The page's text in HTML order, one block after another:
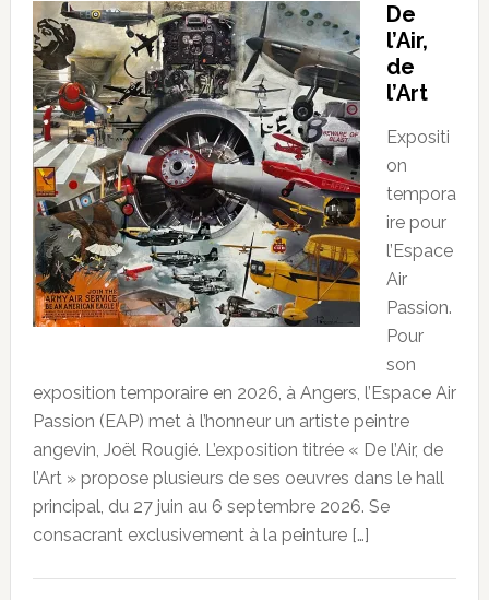
De
l’Air,
de
l’Art
Expositi
on
tempora
ire pour
l’Espace
Air
Passion.
Pour
son
exposition temporaire en 2026, à Angers, l’Espace Air
Passion (EAP) met à l’honneur un artiste peintre
angevin, Joël Rougié. L’exposition titrée « De l’Air, de
l’Art » propose plusieurs de ses oeuvres dans le hall
principal, du 27 juin au 6 septembre 2026. Se
consacrant exclusivement à la peinture […]